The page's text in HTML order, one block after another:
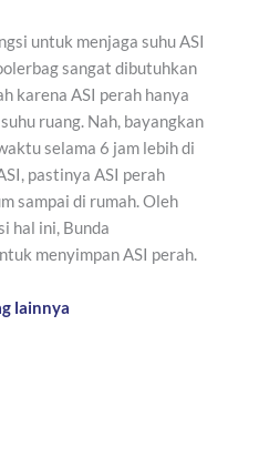
untuk menjaga suhu ASI
sangat dibutuhkan
karena ASI perah hanya
ruang. Nah, bayangkan
selama 6 jam lebih di
pastinya ASI perah
sampai di rumah. Oleh
hal ini, Bunda
menyimpan ASI perah.
lainnya